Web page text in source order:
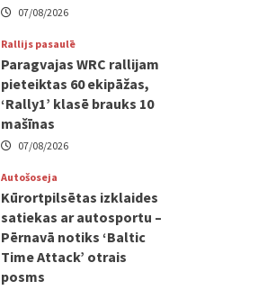
07/08/2026
Rallijs pasaulē
Paragvajas WRC rallijam
pieteiktas 60 ekipāžas,
‘Rally1’ klasē brauks 10
mašīnas
07/08/2026
Autošoseja
Kūrortpilsētas izklaides
satiekas ar autosportu –
Pērnavā notiks ‘Baltic
Time Attack’ otrais
posms